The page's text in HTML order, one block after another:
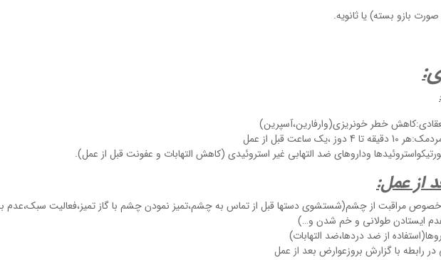
بازو بسته) یا ثانویه.
خطر خونریزی(وارفارین،آسپرین)
ساعت قبل از عمل
وداروهای ضد التهابی غیر استروئیدی (کاهش التهابات و عفونت قبل از عمل).
از عمل:
خصوص مراقبت از چشم(شستشوی دستها قبل از تماس به چشم،تمیز نمودن چشم با گاز تمیز،فعالیت سبک،عدم
ایستادن طولانی و خم شدن و…)
از ضد دردها،ضد التهابات)
رابطه با گزارش بروزعوارض بعد از عمل